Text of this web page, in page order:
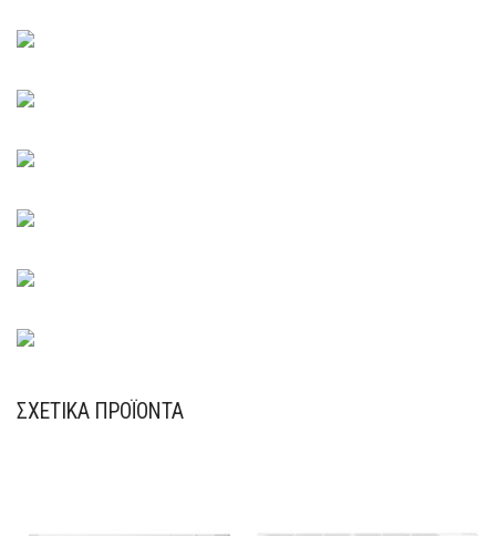
ΣΧΕΤΙΚΆ ΠΡΟΪΌΝΤΑ